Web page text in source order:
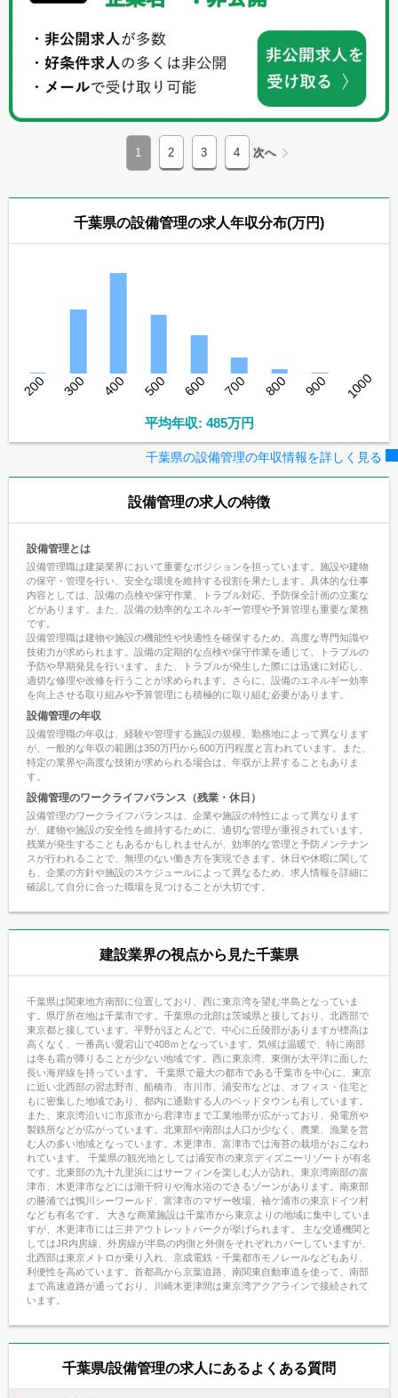
1 2 3 4 次へ
千葉県の設備管理の求人年収分布(万円)
200 300 400 500 600 700 800 900 1000
平均年収: 485万円
千葉県の設備管理の年収情報を詳しく見る
設備管理の求人の特徴
設備管理とは
設備管理職は建築業界において重要なポジションを担っています。施設や建物
の保守・管理を行い、安全な環境を維持する役割を果たします。具体的な仕事
内容としては、設備の点検や保守作業、トラブル対応、予防保全計画の立案な
どがあります。また、設備の効率的なエネルギー管理や予算管理も重要な業務
です。
設備管理職は建物や施設の機能性や快適性を確保するため、高度な専門知識や
技術力が求められます。設備の定期的な点検や保守作業を通じて、トラブルの
予防や早期発見を行います。また、トラブルが発生した際には迅速に対応し、
適切な修理や改修を行うことが求められます。さらに、設備のエネルギー効率
を向上させる取り組みや予算管理にも積極的に取り組む必要があります。
設備管理の年収
設備管理職の年収は、経験や管理する施設の規模、勤務地によって異なります
が、一般的な年収の範囲は350万円から600万円程度と言われています。また、
特定の業界や高度な技術が求められる場合は、年収が上昇することもありま
す。
設備管理のワークライフバランス（残業・休日）
設備管理のワークライフバランスは、企業や施設の特性によって異なります
が、建物や施設の安全性を維持するために、適切な管理が重視されています。
残業が発生することもあるかもしれませんが、効率的な管理と予防メンテナン
スが行われることで、無理のない働き方を実現できます。休日や休暇に関して
も、企業の方針や施設のスケジュールによって異なるため、求人情報を詳細に
確認して自分に合った職場を見つけることが大切です。
建設業界の視点から見た千葉県
千葉県は関東地方南部に位置しており、西に東京湾を望む半島となっていま
す。県庁所在地は千葉市です。千葉県の北部は茨城県と接しており、北西部で
東京都と接しています。平野がほとんどで、中心に丘陵部がありますが標高は
高くなく、一番高い愛宕山で408ｍとなっています。気候は温暖で、特に南部
は冬も霜が降りることが少ない地域です。西に東京湾、東側が太平洋に面した
長い海岸線を持っています。 千葉県で最大の都市である千葉市を中心に、東京
に近い北西部の習志野市、船橋市、市川市、浦安市などは、オフィス・住宅と
もに密集した地域であり、都内に通勤する人のベッドタウンも有しています。
また、東京湾沿いに市原市から君津市まで工業地帯が広がっており、発電所や
製鉄所などが広がっています。北東部や南部は人口が少なく、農業、漁業を営
む人の多い地域となっています。木更津市、富津市では海苔の栽培がおこなわ
れています。 千葉県の観光地としては浦安市の東京ディズニーリゾートが有名
です。北東部の九十九里浜にはサーフィンを楽しむ人が訪れ、東京湾南部の富
津市、木更津市などには潮干狩りや海水浴のできるゾーンがあります。南東部
の勝浦では鴨川シーワールド、富津市のマザー牧場、袖ケ浦市の東京ドイツ村
なども有名です。 大きな商業施設は千葉市から東京よりの地域に集中していま
すが、木更津市には三井アウトレットパークが挙げられます。 主な交通機関と
してはJR内房線、外房線が半島の内側と外側をそれぞれカバーしていますが、
北西部は東京メトロが乗り入れ、京成電鉄・千葉都市モノレールなどもあり、
利便性を高めています。首都高から京葉道路、南関東自動車道を使って、南部
まで高速道路が通っており、川崎木更津間は東京湾アクアラインで接続されて
います。
千葉県/設備管理の求人にあるよくある質問